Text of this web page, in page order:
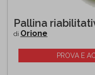
Pallina
di Orione
PROVA E